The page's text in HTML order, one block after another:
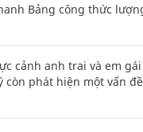
Bảng công thức
cảnh anh trai và em
còn phát hiện một vấn